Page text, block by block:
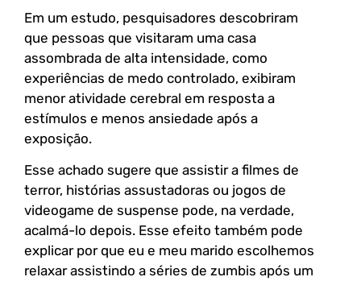
Em um estudo, pesquisadores descobriram
que pessoas que visitaram uma casa
assombrada de alta intensidade, como
experiências de medo controlado, exibiram
menor atividade cerebral em resposta a
estímulos e menos ansiedade após a
exposição.
Esse achado sugere que assistir a filmes de
terror, histórias assustadoras ou jogos de
videogame de suspense pode, na verdade,
acalmá-lo depois. Esse efeito também pode
explicar por que eu e meu marido escolhemos
relaxar assistindo a séries de zumbis após um